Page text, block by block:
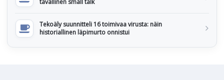
Tekoäly suunnitteli 16 toimivaa virusta: näin
historiallinen läpimurto onnistui